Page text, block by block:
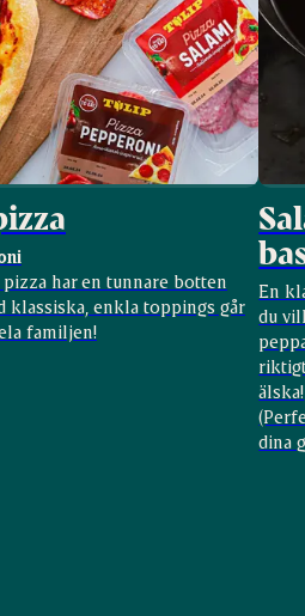
har en tunnare botten
klassiska, enkla toppings går
familjen!
En
du
älska!
dina